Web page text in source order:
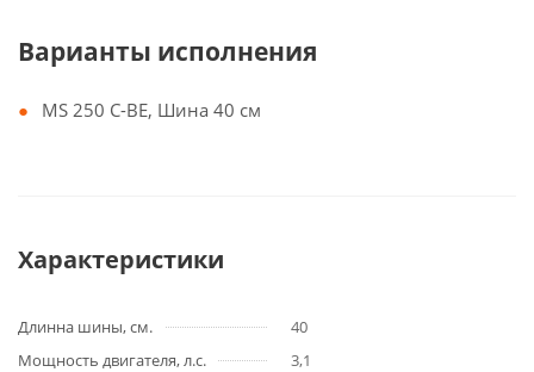
Варианты исполнения
MS 250 C-BE, Шина 40 см
Характеристики
Длинна шины, см.
40
Мощность двигателя, л.с.
3,1